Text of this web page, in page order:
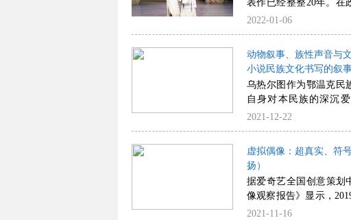
代转型的艺术发展道路
术贯穿着我国文化建设
舞台上仍葆有鲜活的生
思想启迪的双重任务，
选留存下来的宝贵财富。
表作已经整整20年。在
策群力中，20年的保护
化”保护、“学术化”保护
突出的经验，契合着昆
发展规律，也回应着传
索实践。
2022-01-06
动物叙事、族性声音与
小说民族文化书写的叙
乌热尔图作为鄂温克民
自身对本民族的深沉
作，动情书写着鄂温克
音、揭示民族发展进程
有民族特色、异彩纷呈
不断对民族文化进行反
对当代中国传统文化的
存观念的整体审视，并
2021-12-22
虚拟偶像：超真实、符
扬）
据爱奇艺全国创意策划
像观察报告》显示，
注虚拟偶像，二次元用
2021-11-16